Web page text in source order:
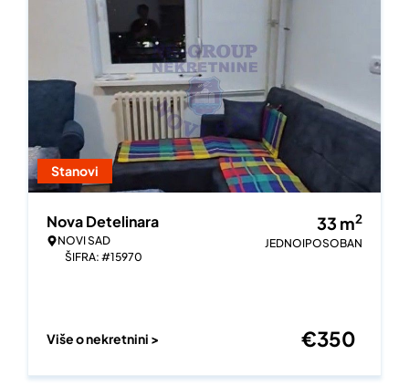
Stanovi
Nova Detelinara
NOVI SAD
ŠIFRA: #15970
33 m2
JEDNOIPOSOBAN
Više o nekretnini > €350